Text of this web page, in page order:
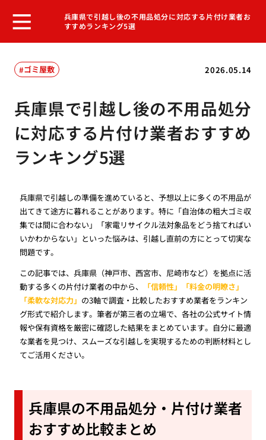
兵庫県で引越し後の不用品処分に対応する片付け業者お
すすめランキング5選
2026.05.14
ゴミ屋敷
兵庫県で引越し後の不用品処分
に対応する片付け業者おすすめ
ランキング5選
兵庫県で引越しの準備を進めていると、予想以上に多くの不用品が
出てきて途方に暮れることがあります。特に「自治体の粗大ゴミ収
集では間に合わない」「家電リサイクル法対象品をどう捨てればい
いかわからない」といった悩みは、引越し直前の方にとって切実な
問題です。
この記事では、兵庫県（神戸市、西宮市、尼崎市など）を拠点に活
動する多くの片付け業者の中から、
「信頼性」「料金の明瞭さ」
「柔軟な対応力」 の3軸で調査・比較したおすすめ業者をランキン
グ形式で紹介します。筆者が第三者の立場で、各社の公式サイト情
報や保有資格を厳密に確認した結果をまとめています。自分に最適
な業者を見つけ、スムーズな引越しを実現するための判断材料とし
てご活用ください。
兵庫県の不用品処分・片付け業者
おすすめ比較まとめ